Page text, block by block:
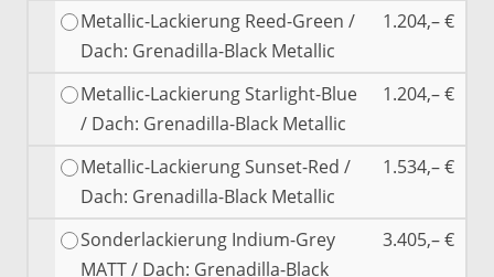
Metallic-Lackierung Reed-Green /
Dach: Grenadilla-Black Metallic
1.204,– €
Metallic-Lackierung Starlight-Blue
/ Dach: Grenadilla-Black Metallic
1.204,– €
Metallic-Lackierung Sunset-Red /
Dach: Grenadilla-Black Metallic
1.534,– €
Sonderlackierung Indium-Grey
MATT / Dach: Grenadilla-Black
3.405,– €